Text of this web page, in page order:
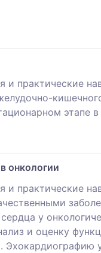
и практические
этапе
онкологии
и практические
у
и оценку
Эхокардиографию